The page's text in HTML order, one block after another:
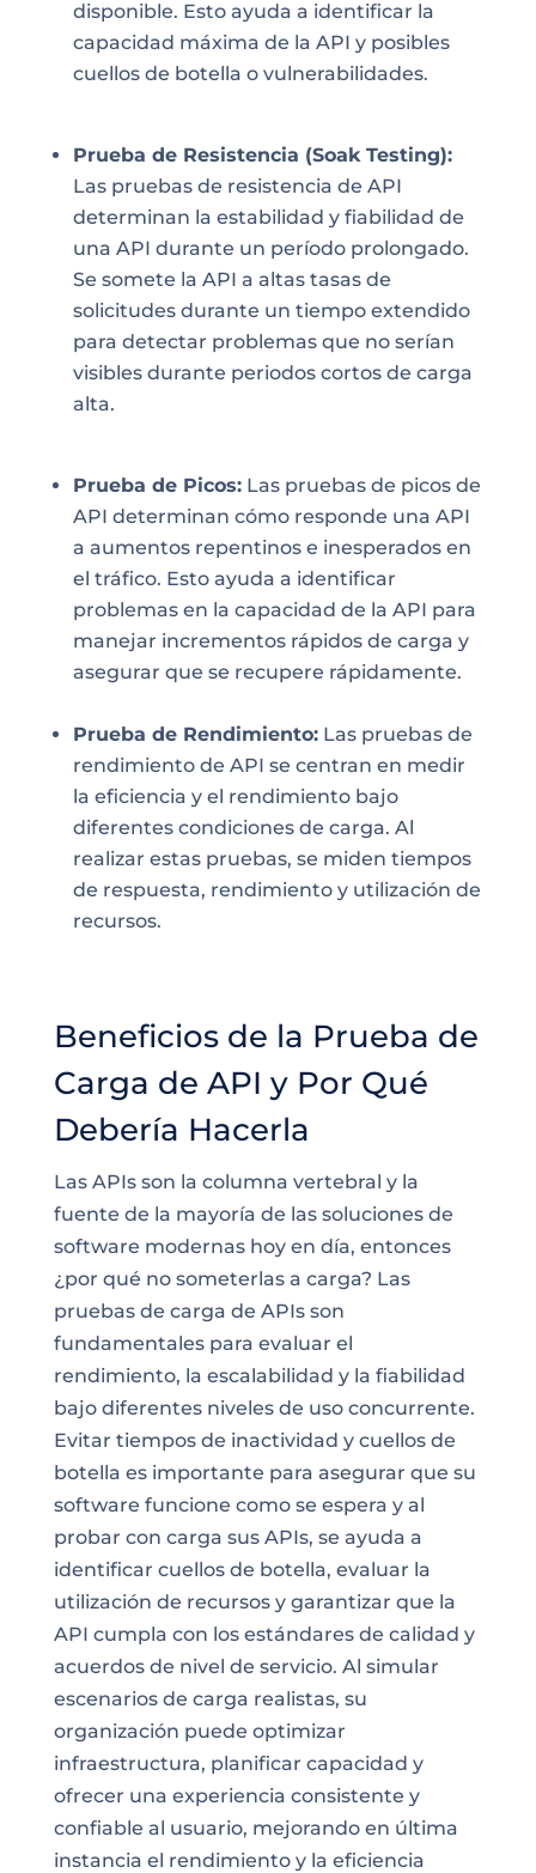
disponible. Esto ayuda a identificar la
capacidad máxima de la API y posibles
cuellos de botella o vulnerabilidades.
Prueba de Resistencia (Soak Testing):
Las pruebas de resistencia de API
determinan la estabilidad y fiabilidad de
una API durante un período prolongado.
Se somete la API a altas tasas de
solicitudes durante un tiempo extendido
para detectar problemas que no serían
visibles durante periodos cortos de carga
alta.
Prueba de Picos:Las pruebas de picos de
API determinan cómo responde una API
a aumentos repentinos e inesperados en
el tráfico. Esto ayuda a identificar
problemas en la capacidad de la API para
manejar incrementos rápidos de carga y
asegurar que se recupere rápidamente.
Prueba de Rendimiento:Las pruebas de
rendimiento de API se centran en medir
la eficiencia y el rendimiento bajo
diferentes condiciones de carga. Al
realizar estas pruebas, se miden tiempos
de respuesta, rendimiento y utilización de
recursos.
Beneficios de la Prueba de
Carga de API y Por Qué
Debería Hacerla
Las APIs son la columna vertebral y la
fuente de la mayoría de las soluciones de
software modernas hoy en día, entonces
¿por qué no someterlas a carga? Las
pruebas de carga de APIs son
fundamentales para evaluar el
rendimiento, la escalabilidad y la fiabilidad
bajo diferentes niveles de uso concurrente.
Evitar tiempos de inactividad y cuellos de
botella es importante para asegurar que su
software funcione como se espera y al
probar con carga sus APIs, se ayuda a
identificar cuellos de botella, evaluar la
utilización de recursos y garantizar que la
API cumpla con los estándares de calidad y
acuerdos de nivel de servicio. Al simular
escenarios de carga realistas, su
organización puede optimizar
infraestructura, planificar capacidad y
ofrecer una experiencia consistente y
confiable al usuario, mejorando en última
instancia el rendimiento y la eficiencia